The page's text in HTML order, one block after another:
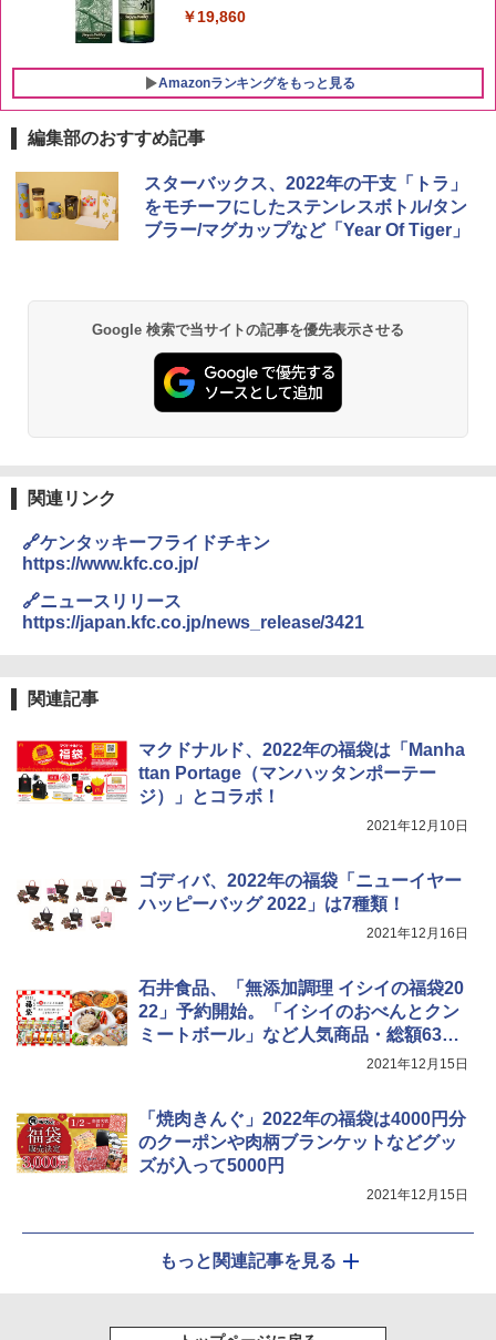
￥19,860
Amazonランキングをもっと見る
1
チキンラーメン どんぶり 85g×12個 日清
食品 インスタント カップ麺
￥1,939
【公式】ブタメン とんこつ味 35g×15個
麺 小腹 インスタント アウトドアにも ロ
ーリングストック 大人買い おやつカン
パニー
￥1,288
し 塩らーめん 108g×10袋 保存食 備蓄
￥3,248
カップヌードル カップヌードルPRO し
えめ 75g×12個
￥2,885
1
【セット買い】[山善] スチームオーブン
レンジ 25L 一人暮らし 二人暮らし フラ
ットテーブル スチーム調理 自動メニュ
ー19種搭載 角皿付き ブラック MRK-F25
￥30,280
2
シャープ 過熱水蒸気 オーブンレンジ RE
￥44,367
￥26,800
0℃ 1段調理 フラットテーブル 電子レン
ジ 赤外線センサー ノンフライ調理 簡単
￥34,546
シャープ ウォーターオーブン ヘルシオ
￥44,800
編集部のおすすめ記事
スターバックス、2022年の干支「トラ」
をモチーフにしたステンレスボトル/タン
ブラー/マグカップなど「Year Of Tiger」
Google 検索で当サイトの記事を優先表示させる
関連リンク
🔗ケンタッキーフライドチキン
https://www.kfc.co.jp/
🔗ニュースリリース
https://japan.kfc.co.jp/news_release/3421
関連記事
マクドナルド、2022年の福袋は「Manha
ttan Portage（マンハッタンポーテー
ジ）」とコラボ！
2021年12月10日
ゴディバ、2022年の福袋「ニューイヤー
ハッピーバッグ 2022」は7種類！
2021年12月16日
石井食品、「無添加調理 イシイの福袋20
22」予約開始。「イシイのおべんとクン
ミートボール」など人気商品・総額6361
2021年12月15日
「焼肉きんぐ」2022年の福袋は4000円分
のクーポンや肉柄ブランケットなどグッ
ズが入って5000円
2021年12月15日
もっと関連記事を見る